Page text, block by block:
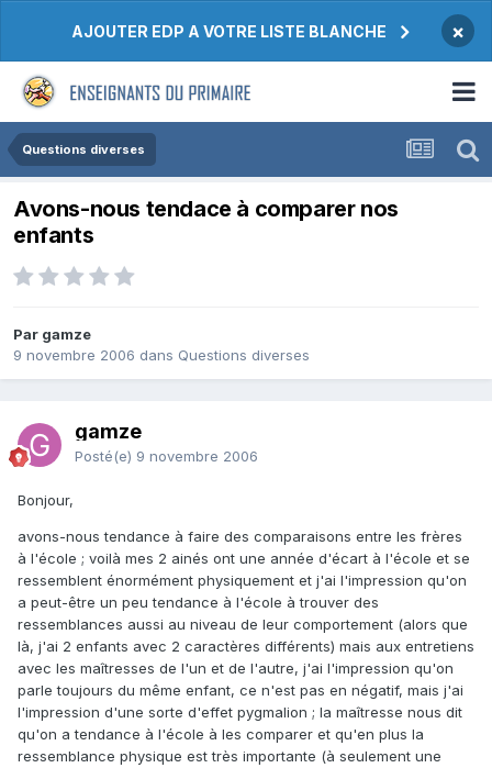
AJOUTER EDP A VOTRE LISTE BLANCHE ×
Questions diverses
Avons-nous tendace à comparer nos
enfants
Par gamze
9 novembre 2006 dans Questions diverses
gamze
Posté(e) 9 novembre 2006
Bonjour,
avons-nous tendance à faire des comparaisons entre les frères
à l'école ; voilà mes 2 ainés ont une année d'écart à l'école et se
ressemblent énormément physiquement et j'ai l'impression qu'on
a peut-être un peu tendance à l'école à trouver des
ressemblances aussi au niveau de leur comportement (alors que
là, j'ai 2 enfants avec 2 caractères différents) mais aux entretiens
avec les maîtresses de l'un et de l'autre, j'ai l'impression qu'on
parle toujours du même enfant, ce n'est pas en négatif, mais j'ai
l'impression d'une sorte d'effet pygmalion ; la maîtresse nous dit
qu'on a tendance à l'école à les comparer et qu'en plus la
ressemblance physique est très importante (à seulement une